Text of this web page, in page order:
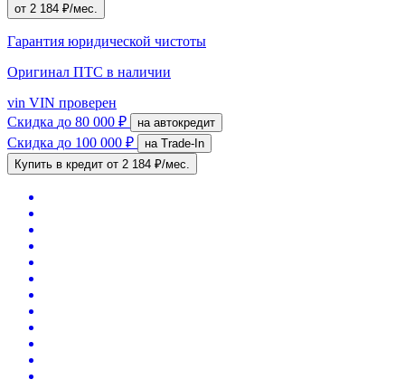
от 2 184 ₽/мес.
Гарантия юридической чистоты
Оригинал ПТС в наличии
vin VIN проверен
Скидка до 80 000 ₽ на автокредит
Скидка до 100 000 ₽
на Trade-In
Купить в кредит от 2 184 ₽/мес.